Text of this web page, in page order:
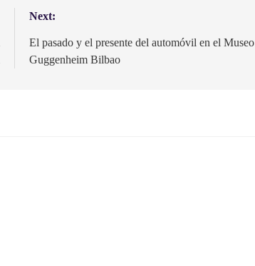
Next:
El pasado y el presente del automóvil en el Museo
Guggenheim Bilbao